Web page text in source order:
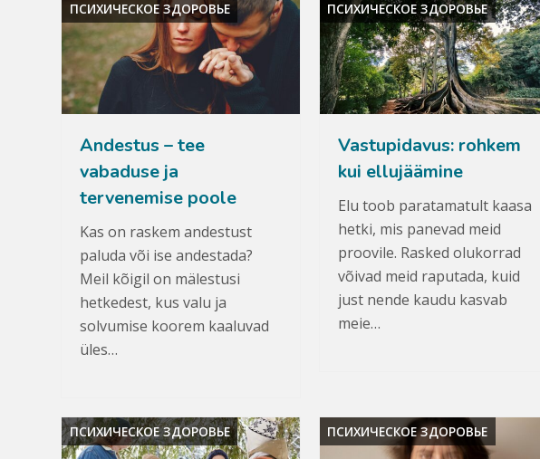
ПСИХИЧЕСКОЕ ЗДОРОВЬЕ
Andestus – tee
vabaduse ja
tervenemise poole
Kas on raskem andestust
paluda või ise andestada?
Meil kõigil on mälestusi
hetkedest, kus valu ja
solvumise koorem kaaluvad
üles…
ПСИХИЧЕСКОЕ ЗДОРОВЬЕ
Vastupidavus: rohkem
kui ellujäämine
Elu toob paratamatult kaasa
hetki, mis panevad meid
proovile. Rasked olukorrad
võivad meid raputada, kuid
just nende kaudu kasvab
meie…
ПСИХИЧЕСКОЕ ЗДОРОВЬЕ ПСИХИЧЕСКОЕ ЗДОРОВЬЕ